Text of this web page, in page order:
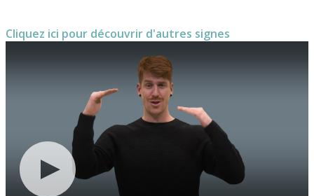
Cliquez ici pour découvrir d'autres signes